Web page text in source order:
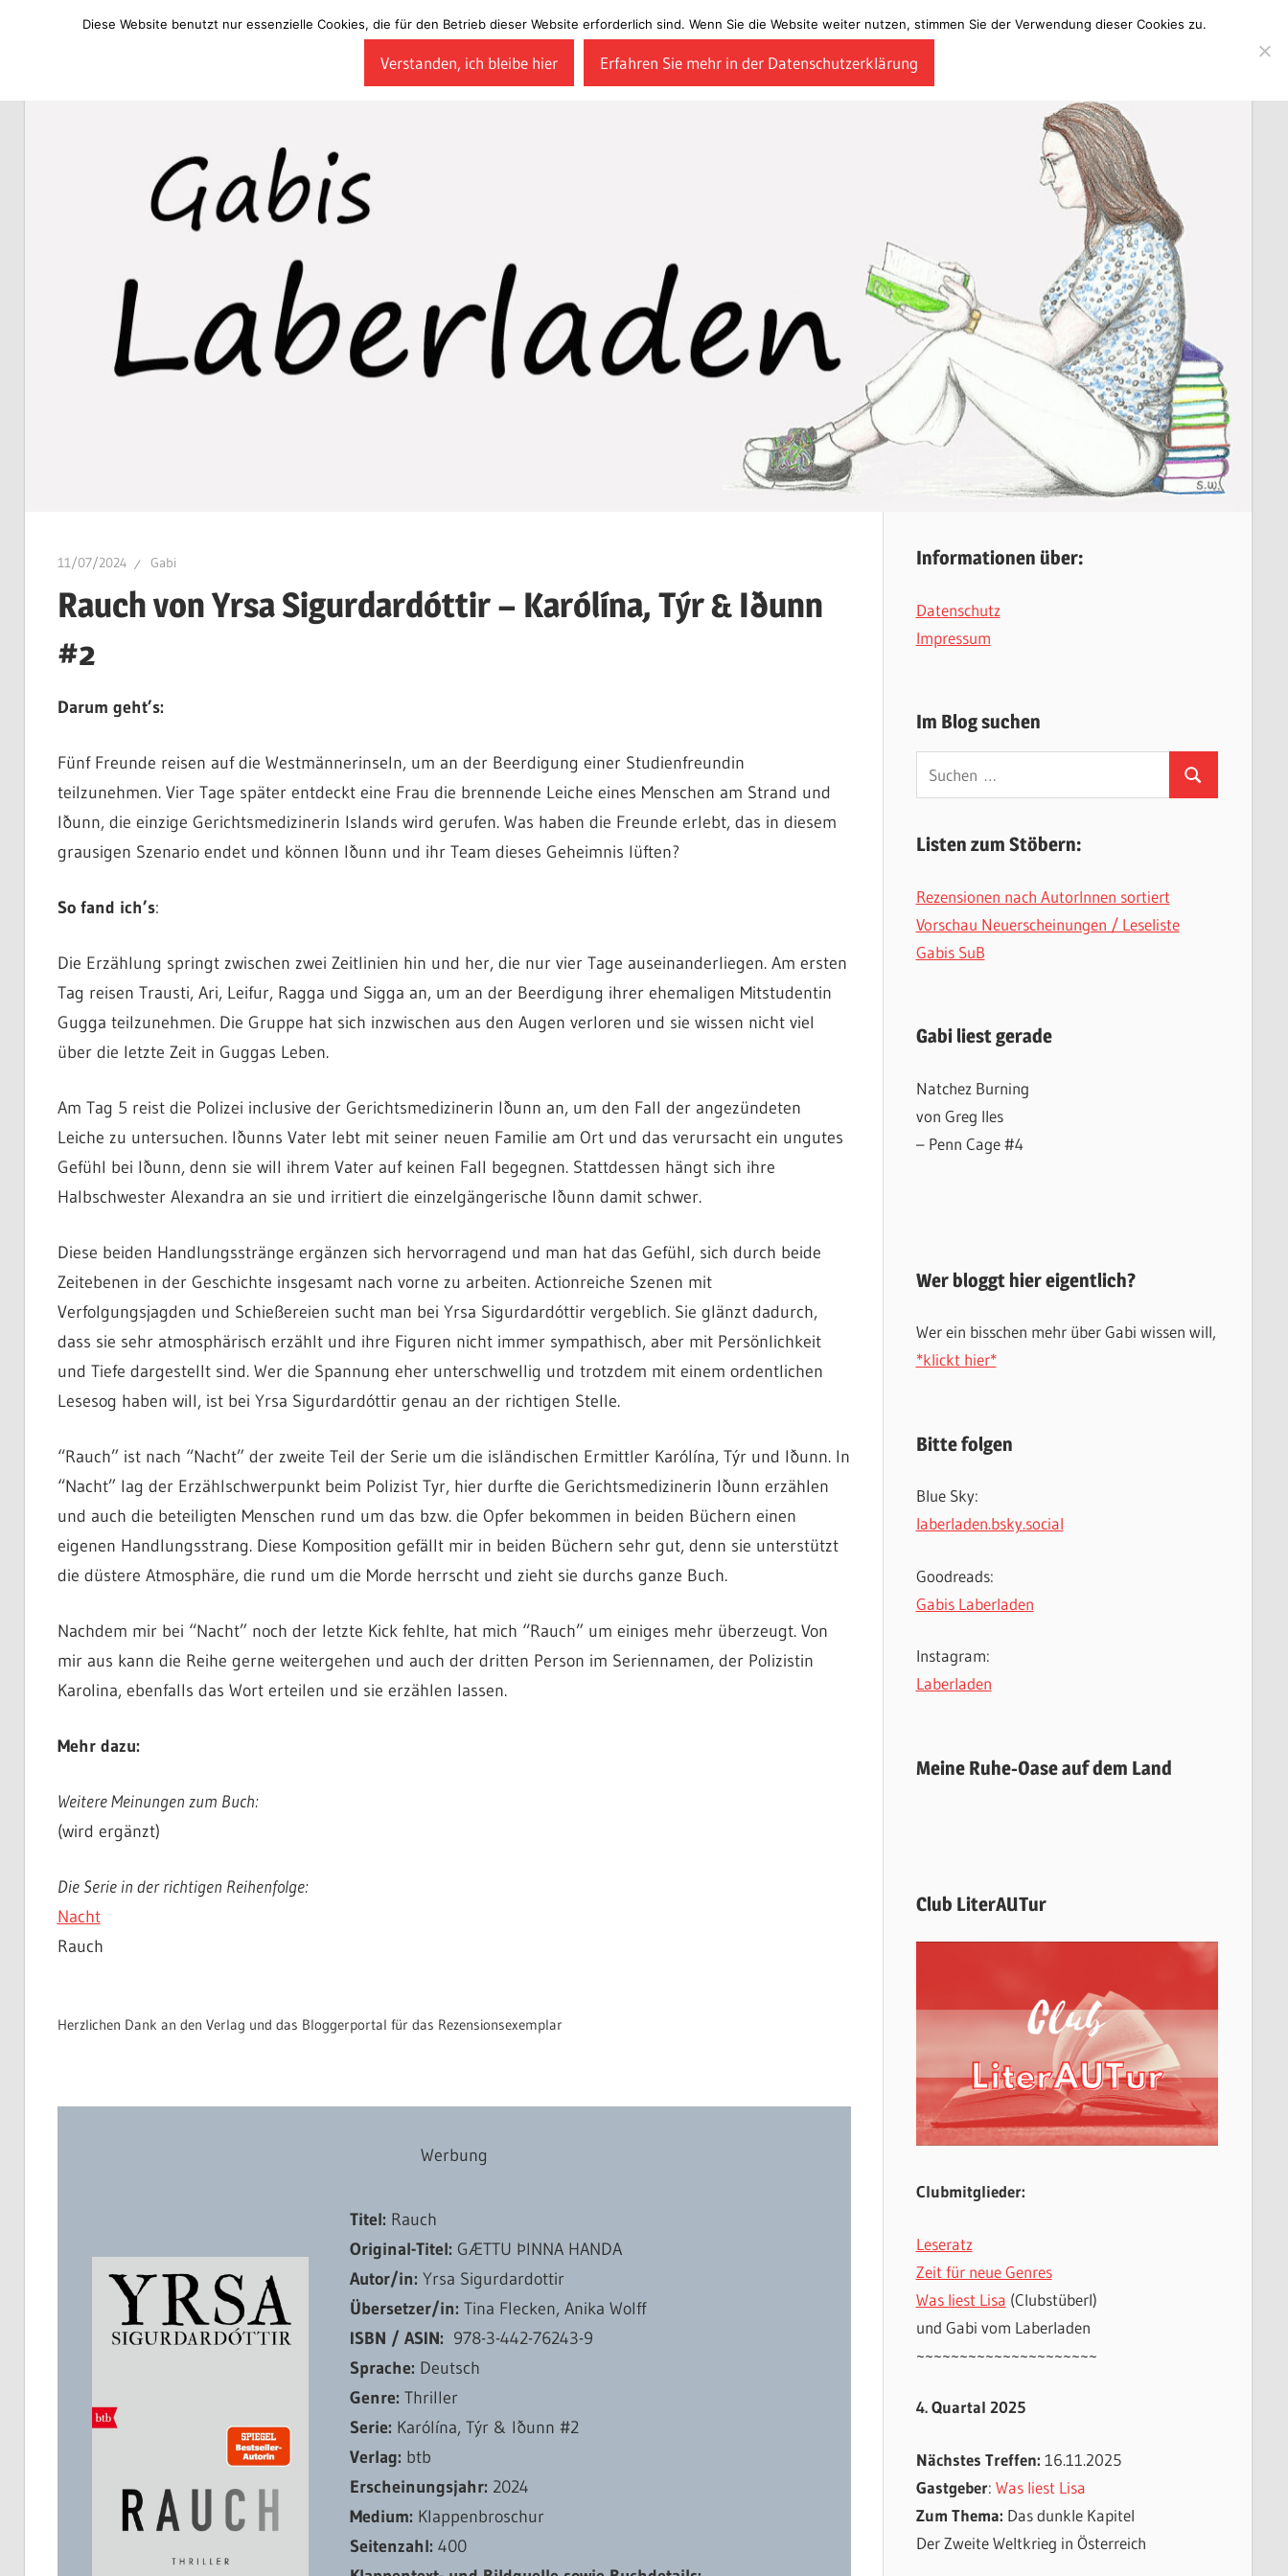
11/07/2024 Gabi
Rauch von Yrsa Sigurdardóttir – Karólína, Týr & Iðunn
#2
Darum geht’s:
Fünf Freunde reisen auf die Westmännerinseln, um an der Beerdigung einer Studienfreundin
teilzunehmen. Vier Tage später entdeckt eine Frau die brennende Leiche eines Menschen am Strand und
Iðunn, die einzige Gerichtsmedizinerin Islands wird gerufen. Was haben die Freunde erlebt, das in diesem
grausigen Szenario endet und können Iðunn und ihr Team dieses Geheimnis lüften?
So fand ich’s:
Die Erzählung springt zwischen zwei Zeitlinien hin und her, die nur vier Tage auseinanderliegen. Am ersten
Tag reisen Trausti, Ari, Leifur, Ragga und Sigga an, um an der Beerdigung ihrer ehemaligen Mitstudentin
Gugga teilzunehmen. Die Gruppe hat sich inzwischen aus den Augen verloren und sie wissen nicht viel
über die letzte Zeit in Guggas Leben.
Am Tag 5 reist die Polizei inclusive der Gerichtsmedizinerin Iðunn an, um den Fall der angezündeten
Leiche zu untersuchen. Iðunns Vater lebt mit seiner neuen Familie am Ort und das verursacht ein ungutes
Gefühl bei Iðunn, denn sie will ihrem Vater auf keinen Fall begegnen. Stattdessen hängt sich ihre
Halbschwester Alexandra an sie und irritiert die einzelgängerische Iðunn damit schwer.
Diese beiden Handlungsstränge ergänzen sich hervorragend und man hat das Gefühl, sich durch beide
Zeitebenen in der Geschichte insgesamt nach vorne zu arbeiten. Actionreiche Szenen mit
Verfolgungsjagden und Schießereien sucht man bei Yrsa Sigurdardóttir vergeblich. Sie glänzt dadurch,
dass sie sehr atmosphärisch erzählt und ihre Figuren nicht immer sympathisch, aber mit Persönlichkeit
und Tiefe dargestellt sind. Wer die Spannung eher unterschwellig und trotzdem mit einem ordentlichen
Lesesog haben will, ist bei Yrsa Sigurdardóttir genau an der richtigen Stelle.
“Rauch” ist nach “Nacht” der zweite Teil der Serie um die isländischen Ermittler Karólína, Týr und Iðunn. In
“Nacht” lag der Erzählschwerpunkt beim Polizist Tyr, hier durfte die Gerichtsmedizinerin Iðunn erzählen
und auch die beteiligten Menschen rund um das bzw. die Opfer bekommen in beiden Büchern einen
eigenen Handlungsstrang. Diese Komposition gefällt mir in beiden Büchern sehr gut, denn sie unterstützt
die düstere Atmosphäre, die rund um die Morde herrscht und zieht sie durchs ganze Buch.
Nachdem mir bei “Nacht” noch der letzte Kick fehlte, hat mich “Rauch” um einiges mehr überzeugt. Von
mir aus kann die Reihe gerne weitergehen und auch der dritten Person im Seriennamen, der Polizistin
Karolina, ebenfalls das Wort erteilen und sie erzählen lassen.
Mehr dazu:
Weitere Meinungen zum Buch:
(wird ergänzt)
Die Serie in der richtigen Reihenfolge:
Nacht
Rauch
Herzlichen Dank an den Verlag und das Bloggerportal für das Rezensionsexemplar
Werbung
Titel: Rauch
Original-Titel: GÆTTU ÞINNA HANDA
Autor/in: Yrsa Sigurdardottir
Übersetzer/in: Tina Flecken, Anika Wolff
ISBN / ASIN: ‎ 978-3-442-76243-9
Sprache: Deutsch
Genre: Thriller
Serie: Karólína, Týr & Iðunn #2
Verlag: btb
Erscheinungsjahr: 2024
Medium: Klappenbroschur
Seitenzahl: 400
Informationen über:
Datenschutz
Impressum
Im Blog suchen
Suchen
nach:
Suchen
Listen zum Stöbern:
Rezensionen nach AutorInnen sortiert
Vorschau Neuerscheinungen / Leseliste
Gabis SuB
Gabi liest gerade
Natchez Burning
von Greg Iles
– Penn Cage #4
Wer bloggt hier eigentlich?
Wer ein bisschen mehr über Gabi wissen will,
*klickt hier*
Bitte folgen
Blue Sky:
laberladen.bsky.social
Goodreads:
Gabis Laberladen
Instagram:
Laberladen
Meine Ruhe-Oase auf dem Land
Club LiterAUTur
Clubmitglieder:
Leseratz
Zeit für neue Genres
Was liest Lisa (Clubstüberl)
und Gabi vom Laberladen
~~~~~~~~~~~~~~~~~~~~~
4. Quartal 2025
Nächstes Treffen: 16.11.2025
Gastgeber: Was liest Lisa
Zum Thema: Das dunkle Kapitel
Der Zweite Weltkrieg in Österreich
Diese Website benutzt nur essenzielle Cookies, die für den Betrieb dieser Website erforderlich sind. Wenn Sie die Website weiter nutzen, stimmen Sie der Verwendung dieser Cookies zu.
Verstanden, ich bleibe hier Erfahren Sie mehr in der Datenschutzerklärung